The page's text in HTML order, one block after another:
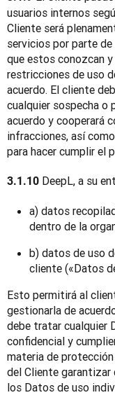
usuarios internos
Cliente será
servicios por parte
que estos conozcan
restricciones de uso
acuerdo. El cliente
cualquier sospecha o
acuerdo y cooperará
infracciones, así
para hacer cumplir el
3.1.10 DeepL, a su
a) datos
dentro de la
b) datos de uso
cliente («Datos
Esto permitirá al
gestionarla de
debe tratar cualquier
confidencial y
materia de
del Cliente
los Datos de uso